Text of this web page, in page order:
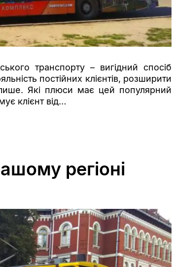
транспорту – вигідний спосіб
постійних клієнтів, розширити
Які плюси має цей популярний
клієнт від…
регіоні